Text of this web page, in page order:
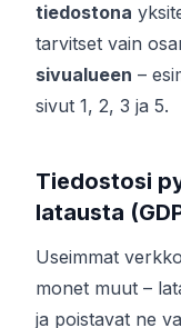
tiedostona
tarvitset vain
sivualueen –
sivut 1, 2, 3 ja 5.
Tiedostosi
latausta
Useimmat
monet muut –
ja poistavat ne